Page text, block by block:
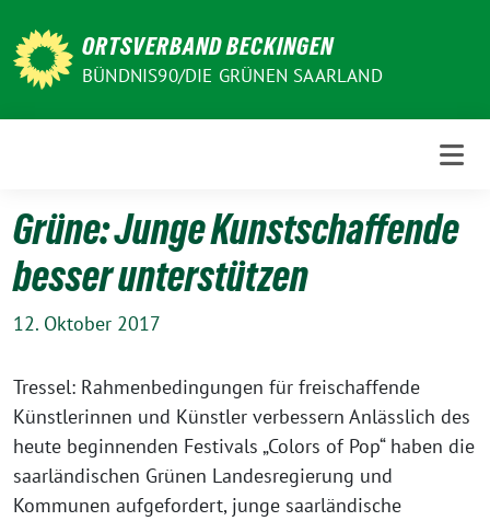
zum
Inhalt
ORTSVERBAND BECKINGEN
BÜNDNIS90/DIE GRÜNEN SAARLAND
Grüne: Junge Kunstschaffende
besser unterstützen
12. Oktober 2017
Tressel: Rahmenbedingungen für freischaffende
Künstlerinnen und Künstler verbessern Anlässlich des
heute beginnenden Festivals „Colors of Pop“ haben die
saarländischen Grünen Landesregierung und
Kommunen aufgefordert, junge saarländische